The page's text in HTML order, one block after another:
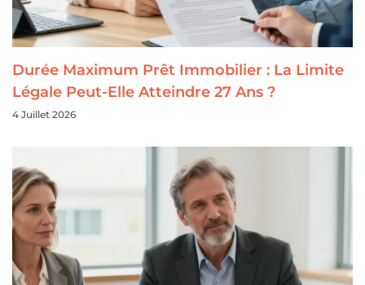
Durée Maximum Prêt Immobilier : La Limite
Légale Peut-Elle Atteindre 27 Ans ?
4 Juillet 2026